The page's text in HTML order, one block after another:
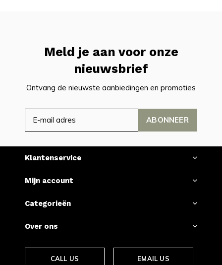
Meld je aan voor onze
nieuwsbrief
Ontvang de nieuwste aanbiedingen en promoties
ABONNEER
Klantenservice
Mijn account
Categorieën
Over ons
CALL US EMAIL US